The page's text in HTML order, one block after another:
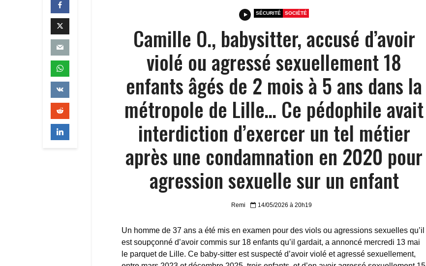
SÉCURITÉ SOCIÉTÉ
Camille O., babysitter, accusé d’avoir
violé ou agressé sexuellement 18
enfants âgés de 2 mois à 5 ans dans la
métropole de Lille… Ce pédophile avait
interdiction d’exercer un tel métier
après une condamnation en 2020 pour
agression sexuelle sur un enfant
Remi 14/05/2026 à 20h19
Un homme de 37 ans a été mis en examen pour des viols ou agressions sexuelles qu’il
est soupçonné d’avoir commis sur 18 enfants qu’il gardait, a annoncé mercredi 13 mai
le parquet de Lille. Ce baby-sitter est suspecté d’avoir violé et agressé sexuellement,